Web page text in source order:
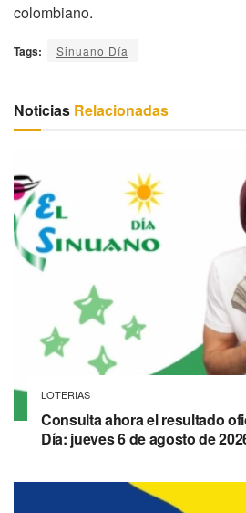
colombiano.
Tags: Sinuano Día
Noticias Relacionadas
LOTERIAS
Consulta ahora el resultado
Día: jueves 6 de agosto de